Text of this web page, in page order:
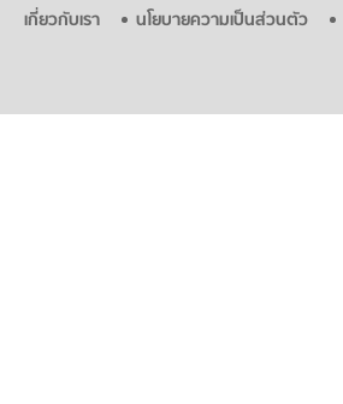
เกี่ยวกับเรา นโยบายความเป็นส่วนตัว